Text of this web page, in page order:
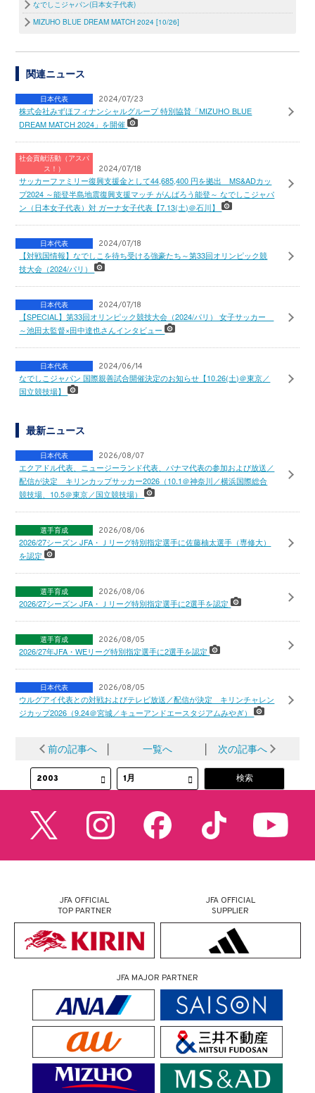
なでしこジャパン(日本女子代表)
MIZUHO BLUE DREAM MATCH 2024 [10/26]
関連ニュース
日本代表 2024/07/23
株式会社みずほフィナンシャルグループ 特別協賛「MIZUHO BLUE
DREAM MATCH 2024」を開催
社会貢献活動（アスパ
ス！）
2024/07/18
サッカーファミリー復興支援金として44,685,400 円を拠出 MS&ADカッ
プ2024 ～能登半島地震復興支援マッチ がんばろう能登～ なでしこジャパ
ン（日本女子代表）対 ガーナ女子代表【7.13(土)＠石川】
日本代表 2024/07/18
【対戦国情報】なでしこを待ち受ける強豪たち～第33回オリンピック競
技大会（2024/パリ）
日本代表 2024/07/18
【SPECIAL】第33回オリンピック競技大会（2024/パリ） 女子サッカー
～池田太監督×田中達也さんインタビュー
日本代表 2024/06/14
なでしこジャパン 国際親善試合開催決定のお知らせ【10.26(土)＠東京／
国立競技場】
最新ニュース
日本代表 2026/08/07
エクアドル代表、ニュージーランド代表、パナマ代表の参加および放送／
配信が決定 キリンカップサッカー2026（10.1＠神奈川／横浜国際総合
競技場、10.5＠東京／国立競技場）
選手育成 2026/08/06
2026/27シーズン JFA・Ｊリーグ特別指定選手に佐藤柚太選手（専修大）
を認定
選手育成 2026/08/06
2026/27シーズン JFA・Ｊリーグ特別指定選手に2選手を認定
選手育成 2026/08/05
2026/27年JFA・WEリーグ特別指定選手に2選手を認定
日本代表 2026/08/05
ウルグアイ代表との対戦およびテレビ放送／配信が決定 キリンチャレン
ジカップ2026（9.24＠宮城／キューアンドエースタジアムみやぎ）
前の記事へ │ 一覧へ │ 次の記事へ
JFA OFFICIAL
TOP PARTNER
JFA OFFICIAL
SUPPLIER
JFA MAJOR PARTNER